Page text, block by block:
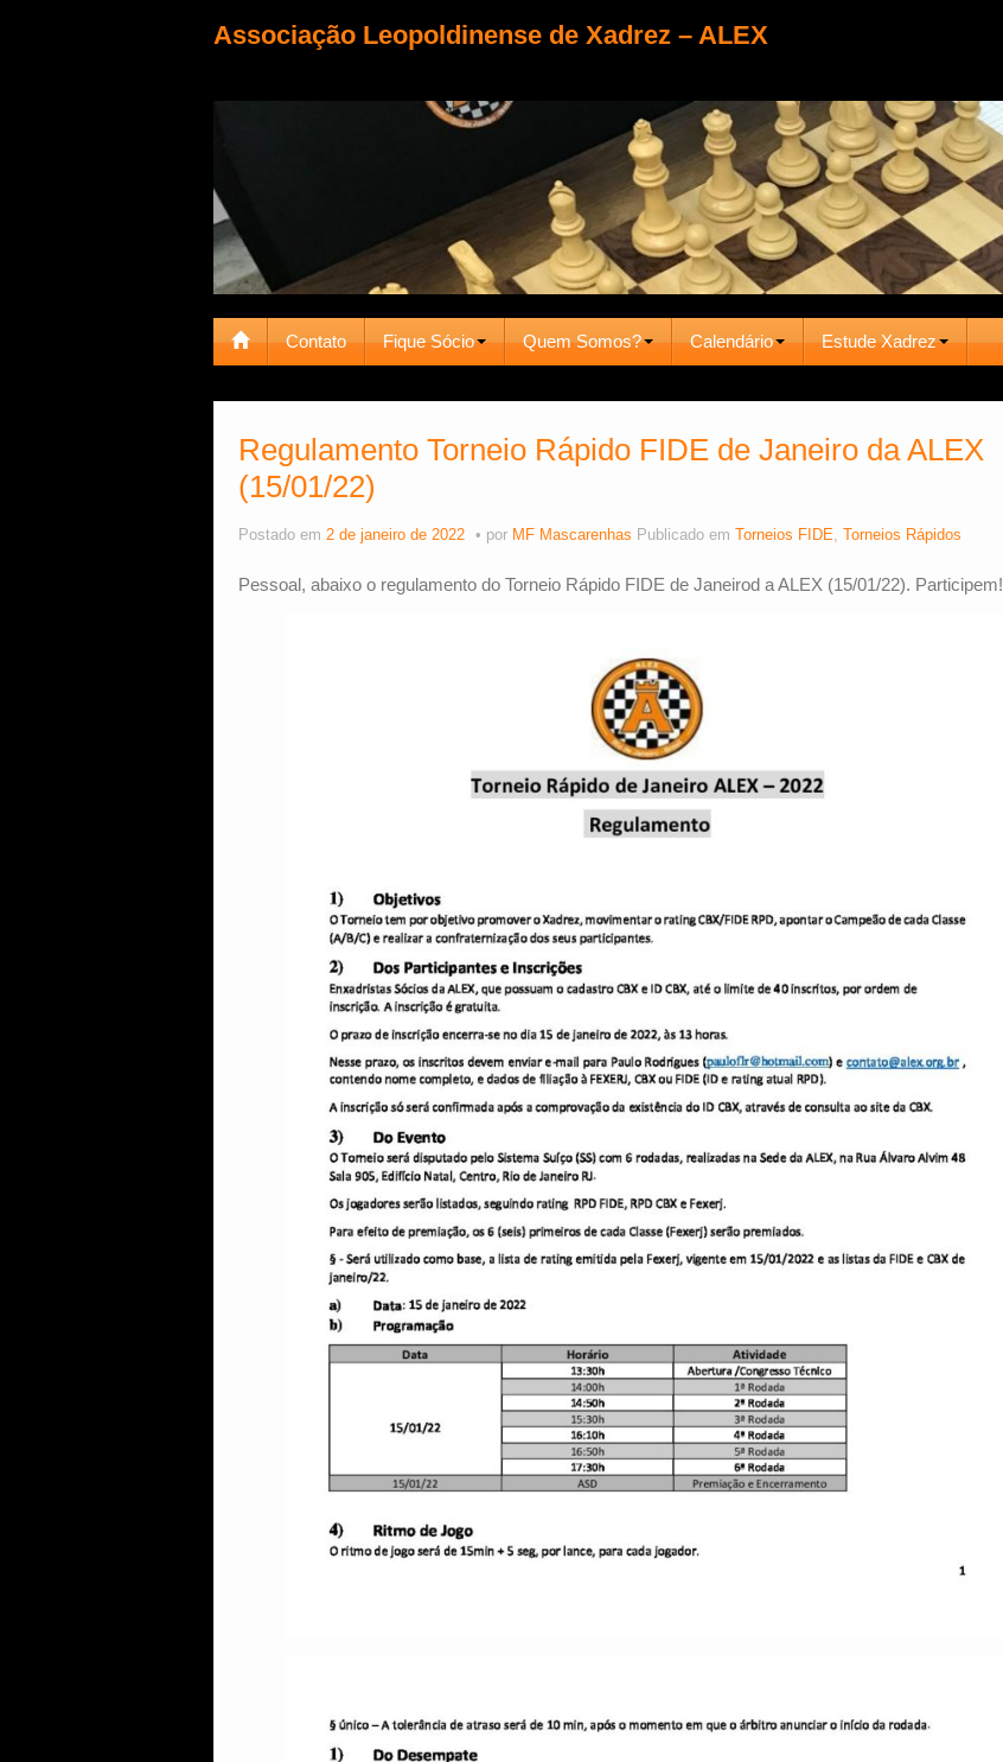
Associação Leopoldinense de Xadrez – ALEX
Contato Fique Sócio Quem Somos? Calendário Estude Xadrez
Regulamento Torneio Rápido FIDE de Janeiro da ALEX
(15/01/22)
Postado em 2 de janeiro de 2022 por MF Mascarenhas Publicado em Torneios FIDE, Torneios Rápidos
Pessoal, abaixo o regulamento do Torneio Rápido FIDE de Janeirod a ALEX (15/01/22). Participem!